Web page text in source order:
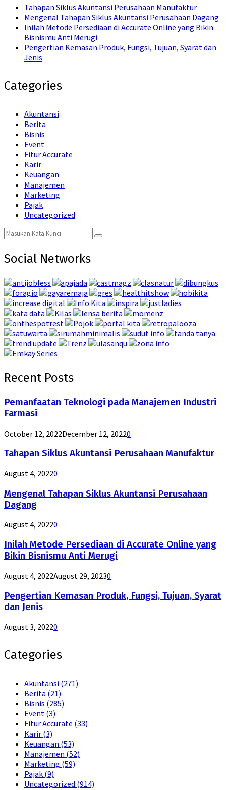
Tahapan Siklus Akuntansi Perusahaan Manufaktur
Mengenal Tahapan Siklus Akuntansi Perusahaan Dagang
Inilah Metode Persediaan di Accurate Online yang Bikin
Bisnismu Anti Merugi
Pengertian Kemasan Produk, Fungsi, Tujuan, Syarat dan
Jenis
Categories
Akuntansi
Berita
Bisnis
Event
Fitur Accurate
Karir
Keuangan
Manajemen
Marketing
Pajak
Uncategorized
Search
for:
Search
Social Networks
Recent Posts
Pemanfaatan Teknologi pada Manajemen Industri
Farmasi
October 12, 2022December 12, 20220
Tahapan Siklus Akuntansi Perusahaan Manufaktur
August 4, 20220
Mengenal Tahapan Siklus Akuntansi Perusahaan
Dagang
August 4, 20220
Inilah Metode Persediaan di Accurate Online yang
Bikin Bisnismu Anti Merugi
August 4, 2022August 29, 20230
Pengertian Kemasan Produk, Fungsi, Tujuan, Syarat
dan Jenis
August 3, 20220
Categories
Akuntansi (271)
Berita (21)
Bisnis (285)
Event (3)
Fitur Accurate (33)
Karir (3)
Keuangan (53)
Manajemen (52)
Marketing (59)
Pajak (9)
Uncategorized (914)